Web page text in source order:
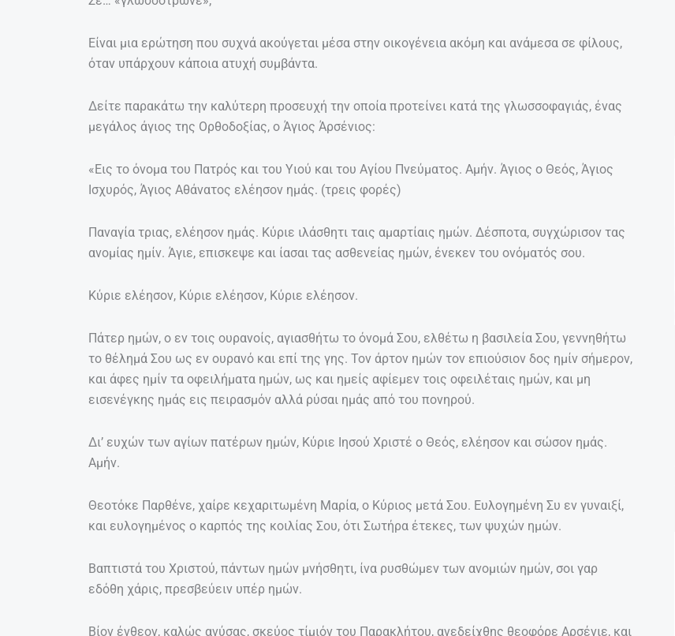
Είναι μια ερώτηση που συχνά ακούγεται μέσα στην οικογένεια ακόμη και ανάμεσα σε φίλους,
όταν υπάρχουν κάποια ατυχή συμβάντα.
Δείτε παρακάτω την καλύτερη προσευχή την οποία προτείνει κατά της γλωσσοφαγιάς, ένας
μεγάλος άγιος της Ορθοδοξίας, ο Άγιος Άρσένιος:
«Εις το όνομα του Πατρός και του Υιού και του Αγίου Πνεύματος. Αμήν. Άγιος ο Θεός, Άγιος
Ισχυρός, Άγιος Αθάνατος ελέησον ημάς. (τρεις φορές)
Παναγία τριας, ελέησον ημάς. Κύριε ιλάσθητι ταις αμαρτίαις ημών. Δέσποτα, συγχώρισον τας
ανομίας ημίν. Άγιε, επισκεψε και ίασαι τας ασθενείας ημών, ένεκεν του ονόματός σου.
Κύριε ελέησον, Κύριε ελέησον, Κύριε ελέησον.
Πάτερ ημών, ο εν τοις ουρανοίς, αγιασθήτω το όνομά Σου, ελθέτω η βασιλεία Σου, γεννηθήτω
το θέλημά Σου ως εν ουρανό και επί της γης. Τον άρτον ημών τον επιούσιον δος ημίν σήμερον,
και άφες ημίν τα οφειλήματα ημών, ως και ημείς αφίεμεν τοις οφειλέταις ημών, και μη
εισενέγκης ημάς εις πειρασμόν αλλά ρύσαι ημάς από του πονηρού.
Δι’ ευχών των αγίων πατέρων ημών, Κύριε Ιησού Χριστέ ο Θεός, ελέησον και σώσον ημάς.
Αμήν.
Θεοτόκε Παρθένε, χαίρε κεχαριτωμένη Μαρία, ο Κύριος μετά Σου. Ευλογημένη Συ εν γυναιξί,
και ευλογημένος ο καρπός της κοιλίας Σου, ότι Σωτήρα έτεκες, των ψυχών ημών.
Βαπτιστά του Χριστού, πάντων ημών μνήσθητι, ίνα ρυσθώμεν των ανομιών ημών, σοι γαρ
εδόθη χάρις, πρεσβεύειν υπέρ ημών.
Βίον ένθεον, καλώς ανύσας, σκεύος τίμιόν του Παρακλήτου, ανεδείχθης θεοφόρε Αρσένιε, και